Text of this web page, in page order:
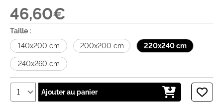
46,60€
Taille :
140x200 cm
200x200 cm 220x240 cm
240x260 cm
Ajouter au panier